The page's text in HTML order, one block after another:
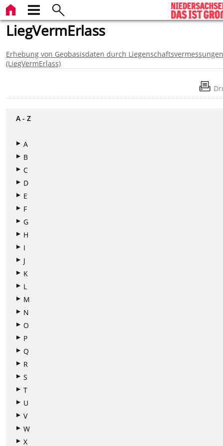
LiegVermErlass
Erhebung von Geobasisdaten durch
(LiegVermErlass)
A - Z
A
B
C
D
E
F
G
H
I
J
K
L
M
N
O
P
Q
R
S
T
U
V
W
X